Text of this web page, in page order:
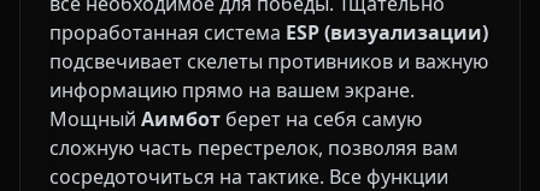
проработанная система ESP (визуализации)
подсвечивает скелеты противников и важную
информацию прямо на вашем экране.
Мощный Аимбот берет на себя самую
сложную часть перестрелок, позволяя вам
сосредоточиться на тактике. Все функции